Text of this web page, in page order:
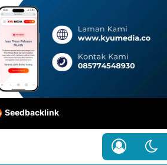
Seedbacklink